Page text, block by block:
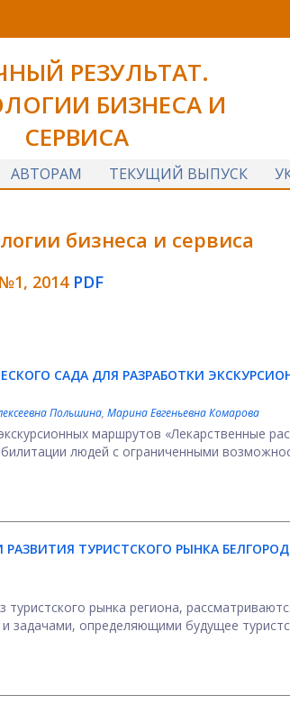
РЕЗУЛЬТАТ.
БИЗНЕСА И
СЕРВИСА
АВТОРАМ ТЕКУЩИЙ ВЫПУСК
бизнеса и сервиса
2014 PDF
САДА ДЛЯ РАЗРАБОТКИ
Польшина, Марина Евгеньевна Комарова
маршрутов «Лекарственные
людей с ограниченными
ТУРИСТСКОГО РЫНКА
рынка региона,
задачами, определяющими будущее